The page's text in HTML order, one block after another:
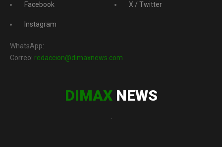
Facebook
Instagram
X / Twitter
WhatsApp:
Correo: redaccion@dimaxnews.com
DIMAXNEWS